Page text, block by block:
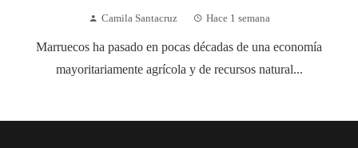
Camila Santacruz Hace 1 semana
Marruecos ha pasado en pocas décadas de una economía
mayoritariamente agrícola y de recursos natural...